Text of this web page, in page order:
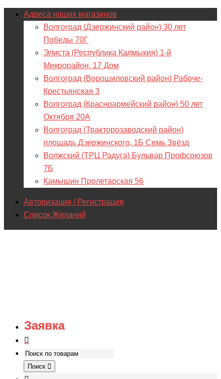
Адреса наших магазинов
Волгоград (Дзержинский район) 30 лет
Победы 70Г
Элиста (Республика Калмыкия) 1-й
Микрорайон, 17 Дом
Волгоград (Ворошиловский район) Рабоче-
Крестьянская 3
Волгоград (Красноармейский район) 50 лет
Октября 20А
Волгоград (Тракторозаводский район)
площадь Дзержинского, 1Б Семь Звёзд
Волжский (ТРЦ Радуга) Бульвар Профсоюзов
7Б
Камышин Пролетарская 56
Авторизация / Регистрация
Список Желаний
Заявка
Поиск